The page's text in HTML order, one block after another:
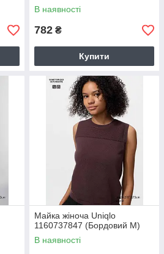
В наявності
782 ₴
Купити
Майка жіноча Uniqlo
1160737847 (Бордовий M)
В наявності